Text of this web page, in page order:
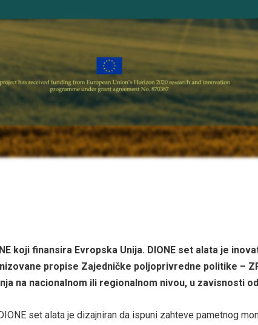
koji finansira Evropska Unija. DIONE set alata je
propise Zajedničke poljoprivredne politike –
na nacionalnom ili regionalnom nivou, u zavisnosti
set alata je dizajniran da ispuni zahteve pametnog